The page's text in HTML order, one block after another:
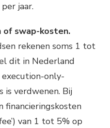
jaar.
of swap-kosten.
rekenen soms 1 tot
dit in Nederland
only-
verdwenen. Bij
financieringskosten
van 1 tot 5% op